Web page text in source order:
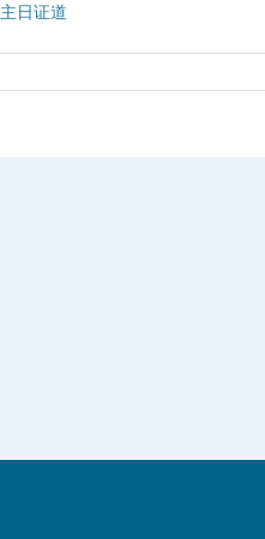
主日证道